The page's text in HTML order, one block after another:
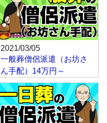
2021/03/05
一般葬僧侶派遣（お坊さ
ん手配）14万円～